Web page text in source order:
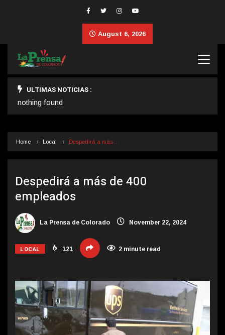
August 6, 2026
ULTIMAS NOTICIAS :
nothing found
Home Local Despedirá a más…
Despedirá a más de 400
empleados
La Prensa de Colorado November 22, 2024
LOCAL 121 2 minute read